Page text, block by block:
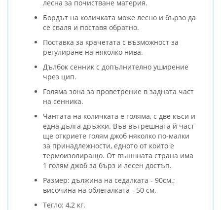
лесна за почистване материя.
Бордът на количката може лесно и бързо да
се сваля и поставя обратно.
Поставка за крачетата с възможност за
регулиране на няколко нива.
Дълбок сенник с допълнително уширение
чрез цип.
Голяма зона за проветрение в задната част
на сенника.
Чантата на количката е голяма, с две къси и
една дълга дръжки. Във вътрешната й част
ще откриете голям джоб няколко по-малки
за принадлежности, едното от които е
термоизолиращо. От външната страна има
1 голям джоб за бърз и лесен достъп.
Размер: дължина на седалката - 90см.;
височина на облегалката - 50 см.
Тегло: 4,2 кг.